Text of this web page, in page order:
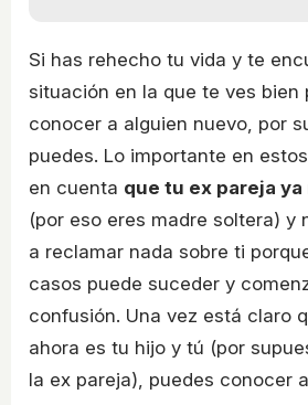
Si has rehecho tu vida y te
situación en la que te ves bien
conocer a alguien nuevo, por
puedes. Lo importante en
en cuenta que tu ex pareja
(por eso eres madre soltera) y
a reclamar nada sobre ti
casos puede suceder y
confusión. Una vez está claro
ahora es tu hijo y tú (por
la ex pareja), puedes conocer